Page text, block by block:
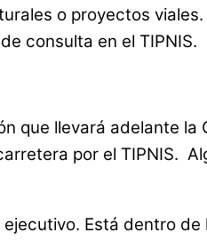
o proyectos
consulta en el TIPNIS.
que llevará adelante
por el TIPNIS.
Está dentro